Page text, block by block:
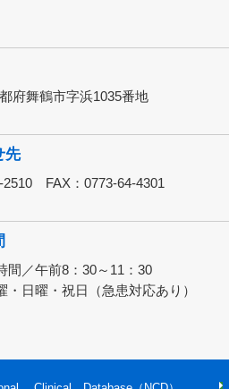
府舞鶴市字浜1035番地
先
2510 FAX：0773-64-4301
間／午前8：30～11：30
日曜・祝日（急患対応あり）